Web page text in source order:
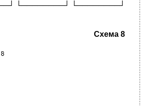
└────────┘ └────────┘
Схема 8